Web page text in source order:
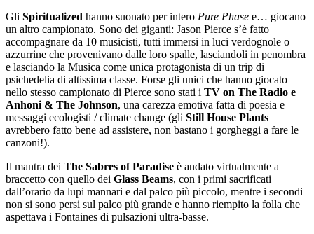
Gli Spiritualized hanno suonato per intero Pure Phase e… giocano
un altro campionato. Sono dei giganti: Jason Pierce s’è fatto
accompagnare da 10 musicisti, tutti immersi in luci verdognole o
azzurrine che provenivano dalle loro spalle, lasciandoli in penombra
e lasciando la Musica come unica protagonista di un trip di
psichedelia di altissima classe. Forse gli unici che hanno giocato
nello stesso campionato di Pierce sono stati i TV on The Radio e
Anhoni & The Johnson, una carezza emotiva fatta di poesia e
messaggi ecologisti / climate change (gli Still House Plants
avrebbero fatto bene ad assistere, non bastano i gorgheggi a fare le
canzoni!).
Il mantra dei The Sabres of Paradise è andato virtualmente a
braccetto con quello dei Glass Beams, con i primi sacrificati
dall’orario da lupi mannari e dal palco più piccolo, mentre i secondi
non si sono persi sul palco più grande e hanno riempito la folla che
aspettava i Fontaines di pulsazioni ultra-basse.